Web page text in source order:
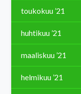
toukokuu ’21
huhtikuu ’21
maaliskuu ’21
helmikuu ’21